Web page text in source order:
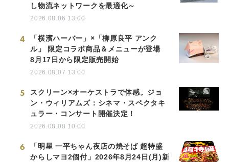
し物流ネットワークを最適化～
2026.08.06 13:00
4
「横濱ハーバー」×「柳原良平 アンク
ル」 限定コラボ商品＆メニューが登場
8月17日から限定販売開始
2026.08.07 13:00
5
スクリーン×オーケストラで体感。ジョ
ン・ウィリアムズ：シネマ・スペクタキ
ュラー・コンサート開催決定！
2026.08.08 10:00
6
「明星 一平ちゃん夜店の焼そば 超特盛
からしマヨ2個付」2026年8月24日(月)新